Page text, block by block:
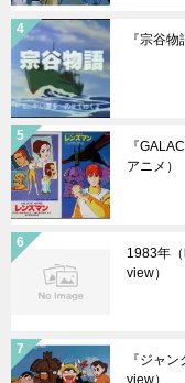
『宗谷
『
アニメ）
1983年
view）
『ジャ
view）